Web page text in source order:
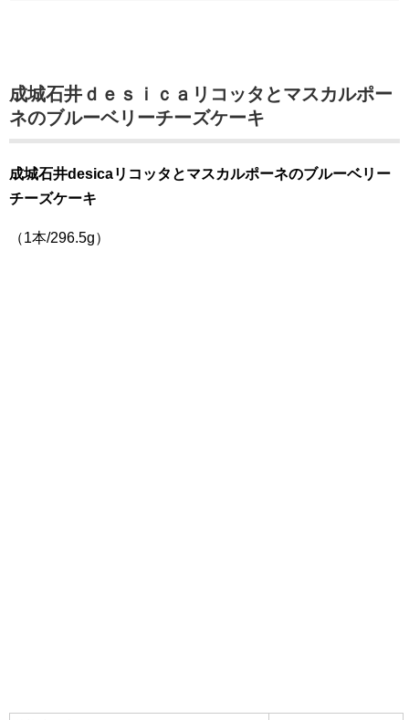
成城石井ｄｅｓｉｃａリコッタとマスカルポー
ネのブルーベリーチーズケーキ
成城石井desicaリコッタとマスカルポーネのブルーベリー
チーズケーキ
（1本/296.5g）